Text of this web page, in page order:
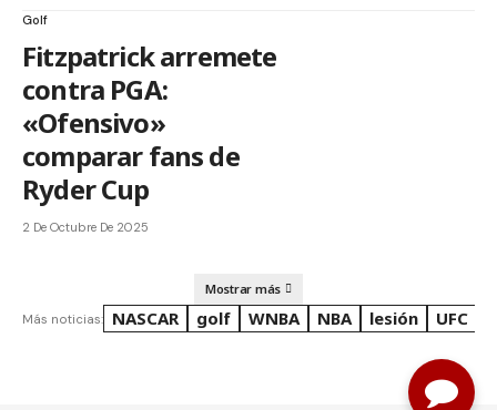
Golf
Fitzpatrick arremete
contra PGA:
«Ofensivo»
comparar fans de
Ryder Cup
2 De Octubre De 2025
Mostrar más
Más noticias: NASCAR golf WNBA NBA lesión UFC